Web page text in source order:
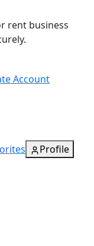
rent business
Account
Profile